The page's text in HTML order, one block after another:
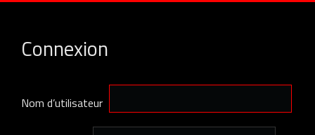
Connexion
Nom d’utilisateur